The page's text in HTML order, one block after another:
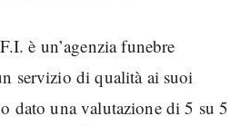
è un’agenzia funebre
servizio di qualità ai suoi
dato una valutazione di 5 su 5